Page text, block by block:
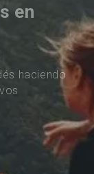
en
haciendo